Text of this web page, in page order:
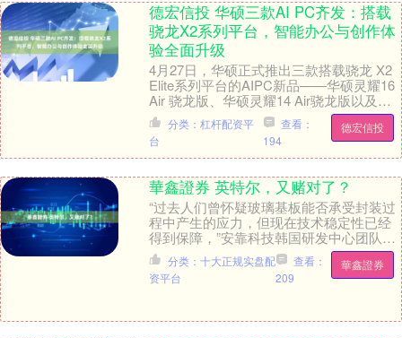
德宏信投 华硕三款AI PC齐发：搭载
骁龙X2系列平台，智能办公与创作体
验全面升级
4月27日，华硕正式推出三款搭载骁龙 X2
Elite系列平台的AIPC新品——华硕灵耀16
Air 骁龙版、华硕灵耀14 Air骁龙版以及华
硕ProArt 创....
德宏信投
分类：杠杆配资平
台
查看：
194
華鑫證券 英特尔，又赌对了？
“过去人们曾怀疑玻璃基板能否承受封装过
程中产生的应力，但现在技术稳定性已经
得到保障，”安靠科技韩国研发中心团队负
责人柳东洙（Yoo Dong-soo）在日前一
场....
華鑫證券
分类：十大正规实盘配
资平台
查看：
209